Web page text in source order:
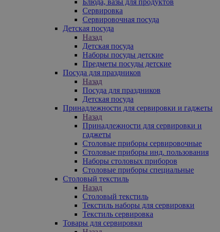
Сервировка
Сервировочная посуда
Детская посуда
Назад
Детская посуда
Наборы посуды детские
Предметы посуды детские
Посуда для праздников
Назад
Посуда для праздников
Детская посуда
Принадлежности для сервировки и гаджеты
Назад
Принадлежности для сервировки и
гаджеты
Столовые приборы сервировочные
Столовые приборы инд. пользования
Наборы столовых приборов
Столовые приборы специальные
Столовый текстиль
Назад
Столовый текстиль
Текстиль наборы для сервировки
Текстиль сервировка
Товары для сервировки